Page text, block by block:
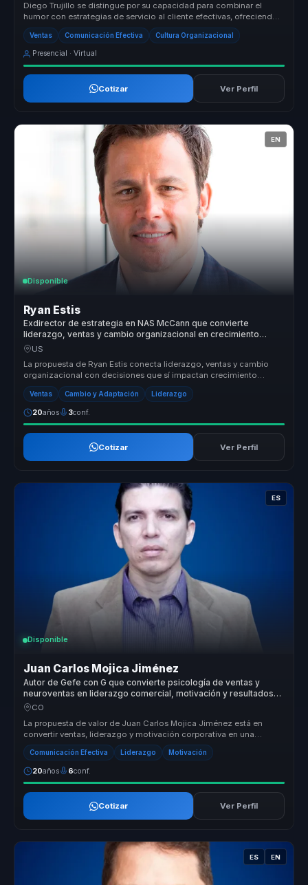
Diego Trujillo se distingue por su capacidad para combinar el
humor con estrategias de servicio al cliente efectivas, ofreciendo
un enfoq...
Ventas Comunicación Efectiva Cultura Organizacional
Presencial · Virtual
Cotizar Ver Perfil
EN
Disponible
Ryan Estis
Exdirector de estrategia en NAS McCann que convierte
liderazgo, ventas y cambio organizacional en crecimiento
comercial para empresas.
US
La propuesta de Ryan Estis conecta liderazgo, ventas y cambio
organizacional con decisiones que sí impactan crecimiento
comercial. Desde ...
Ventas Cambio y Adaptación Liderazgo
20años 3conf.
Cotizar Ver Perfil
ES
Disponible
Juan Carlos Mojica Jiménez
Autor de Gefe con G que convierte psicología de ventas y
neuroventas en liderazgo comercial, motivación y resultados
para equipos.
CO
La propuesta de valor de Juan Carlos Mojica Jiménez está en
convertir ventas, liderazgo y motivación corporativa en una
experiencia de ap...
Comunicación Efectiva Liderazgo Motivación
20años 6conf.
Cotizar Ver Perfil
ES EN